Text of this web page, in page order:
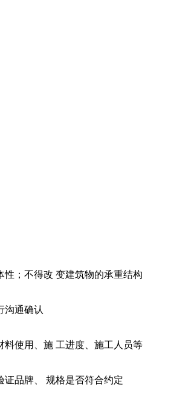
；不得改 变建筑物的承重结构
沟通确认
料使用、施 工进度、施工人员等
证品牌、 规格是否符合约定